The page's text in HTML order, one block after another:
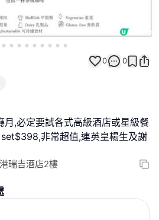
0 0
,必定要試各式高級酒店或星級餐
非常超值,連英皇楊生及謝
瑞吉酒店2樓